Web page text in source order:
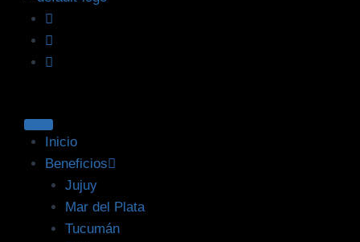
Inicio
Beneficios
Jujuy
Mar del Plata
Tucumán